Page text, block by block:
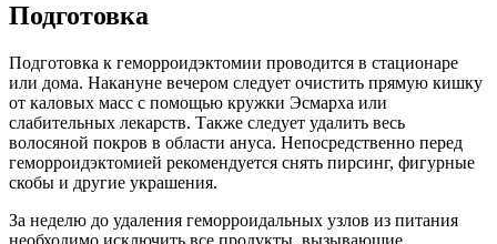
Подготовка
Подготовка к геморроидэктомии проводится в стационаре
или дома. Накануне вечером следует очистить прямую кишку
от каловых масс с помощью кружки Эсмарха или
слабительных лекарств. Также следует удалить весь
волосяной покров в области ануса. Непосредственно перед
геморроидэктомией рекомендуется снять пирсинг, фигурные
скобы и другие украшения.
За неделю до удаления геморроидальных узлов из питания